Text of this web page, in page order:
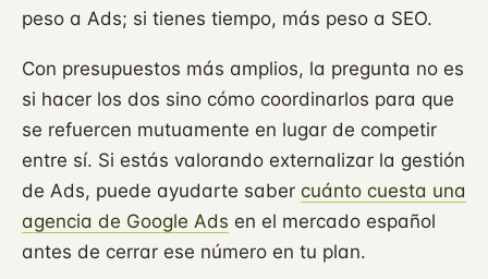
peso a Ads; si tienes tiempo, más peso a SEO.
Con presupuestos más amplios, la pregunta no es
si hacer los dos sino cómo coordinarlos para que
se refuercen mutuamente en lugar de competir
entre sí. Si estás valorando externalizar la gestión
de Ads, puede ayudarte saber cuánto cuesta una
agencia de Google Ads en el mercado español
antes de cerrar ese número en tu plan.